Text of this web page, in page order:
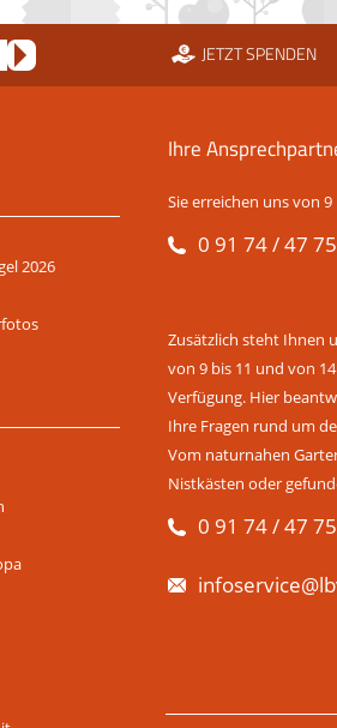
JETZT SPENDEN
2026
Ihre
Sie erreichen uns von
0 91 74 / 47
Zusätzlich steht Ihnen
von 9 bis 11 und von
Verfügung. Hier
Ihre Fragen rund um
Vom naturnahen
Nistkästen oder
0 91 74 / 47